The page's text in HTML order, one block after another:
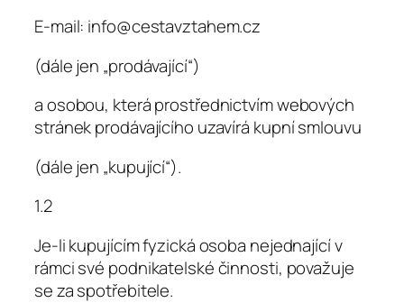
E-mail: info@cestavztahem.cz
(dále jen „prodávající“)
a osobou, která prostřednictvím webových
stránek prodávajícího uzavírá kupní smlouvu
(dále jen „kupující“).
1.2
Je-li kupujícím fyzická osoba nejednající v
rámci své podnikatelské činnosti, považuje
se za spotřebitele.